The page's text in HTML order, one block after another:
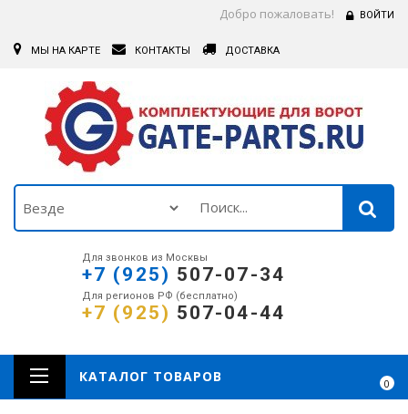
Добро пожаловать! ВОЙТИ
МЫ НА КАРТЕ КОНТАКТЫ ДОСТАВКА
Для звонков из Москвы
+7 (925) 507-07-34
Для регионов РФ (бесплатно)
+7 (925) 507-04-44
0
КАТАЛОГ ТОВАРОВ